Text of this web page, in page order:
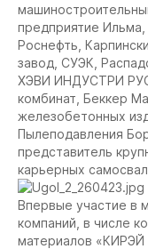
предприятие Ильма,
Роснефть,
завод, СУЭК,
ХЭВИ ИНДУСТРИ РУС,
комбинат, Беккер
железобетонных
Пылеподавления
представитель
карьерных
Впервые участие в
компаний, в числе
материалов «КИРЭЙ